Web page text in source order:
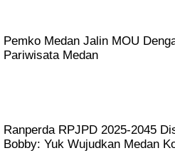
Pemko Medan Jalin MOU
Pariwisata Medan
Ranperda RPJPD 2025-2045
Bobby: Yuk Wujudkan Medan